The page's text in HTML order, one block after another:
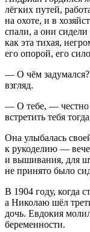
лёгких путей,
на охоте, и в
спали, а они
как эта тихая, негр
его опорой, его
— О чём
взгляд.
— О тебе, — честно
встретить тебя
Она улыбалась
к рукоделию —
и вышивания, для
не принято было
В 1904 году, когда
а Николаю шёл
дочь. Евдокия
беременности.